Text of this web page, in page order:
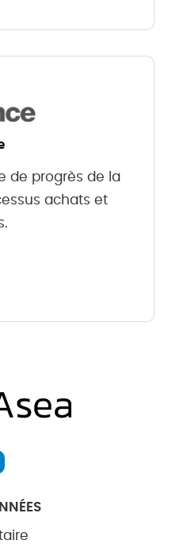
de progrès de la
achats et